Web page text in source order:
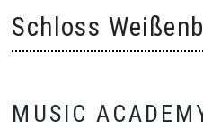
to
content
Schloss
MUSIC